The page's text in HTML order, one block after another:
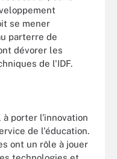
se mener
parterre de
dévorer les
de l'IDF.
à porter l'innovation
de l'éducation.
ont un rôle à jouer